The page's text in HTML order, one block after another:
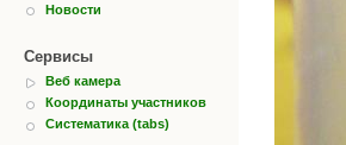
Новости
Сервисы
Веб камера
Координаты участников
Систематика (tabs)